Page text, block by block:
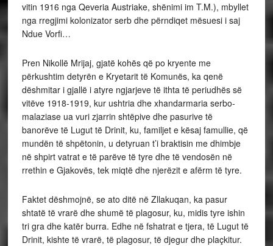
vitin 1916 nga Qeveria Austriake, shënimi im T.M.), mbyllet
nga rregjimi kolonizator serb dhe përndiqet mësuesi i saj
Ndue Vorfi…
Pren Nikollë Mrijaj, gjatë kohës që po kryente me
përkushtim detyrën e Kryetarit të Komunës, ka qenë
dëshmitar i gjallë i atyre ngjarjeve të ithta të periudhës së
vitëve 1918-1919, kur ushtria dhe xhandarmaria serbo-
malaziase ua vuri zjarrin shtëpive dhe pasurive të
banorëve të Lugut të Drinit, ku, familjet e kësaj famullie, që
mundën të shpëtonin, u detyruan t’i braktisin me dhimbje
në shpirt vatrat e të parëve të tyre dhe të vendosën në
rrethin e Gjakovës, tek miqtë dhe njerëzit e afërm të tyre.
Faktet dëshmojnë, se ato ditë në Zllakuqan, ka pasur
shtatë të vrarë dhe shumë të plagosur, ku, midis tyre ishin
tri gra dhe katër burra. Edhe në fshatrat e tjera, të Lugut të
Drinit, kishte të vrarë, të plagosur, të djegur dhe plaçkitur.